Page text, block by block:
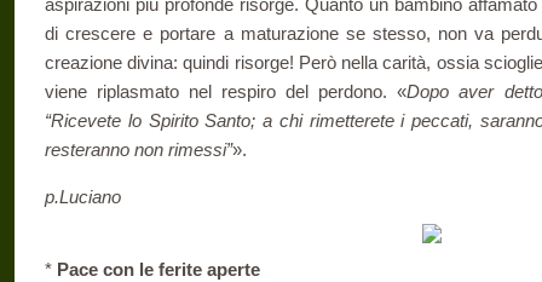
aspirazioni più profonde risorge. Quanto un bam­bino
di crescere e portare a maturazione se stesso, non va
creazione divina: quindi risorge! Però nella carità, ossia
viene riplasmato nel re­spiro del perdono. «Dopo aver
“Ricevete lo Spirito Santo; a chi rimetterete i peccati,
resteranno non rimessi”».
p.Luciano
* Pace con le ferite aperte